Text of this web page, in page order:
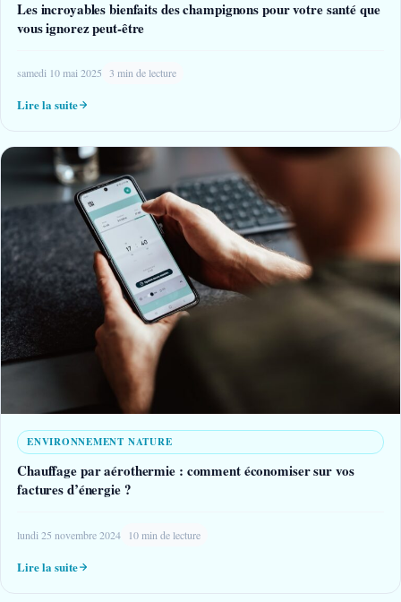
Les incroyables bienfaits des champignons pour votre santé que
vous ignorez peut-être
samedi 10 mai 2025 3 min de lecture
Lire la suite
ENVIRONNEMENT NATURE
Chauffage par aérothermie : comment économiser sur vos
factures d’énergie ?
lundi 25 novembre 2024 10 min de lecture
Lire la suite